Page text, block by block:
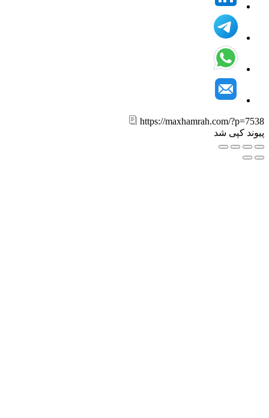
https://maxhamrah.com/
کپی شد